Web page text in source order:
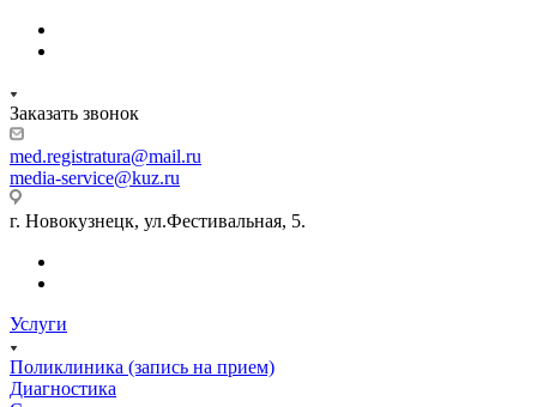
Заказать звонок
med.registratura@mail.ru
media-service@kuz.ru
г. Новокузнецк, ул.Фестивальная, 5.
Услуги
Поликлиника (запись на прием)
Диагностика